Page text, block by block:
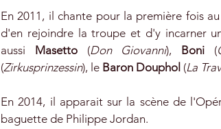
En 2011, il chante pour la première fois
d'en rejoindre la troupe et d'y incarner
aussi Masetto (Don Giovanni), Boni (
(Zirkusprinzessin), le Baron Douphol (La
En 2014, il apparait sur la scène de
baguette de Philippe Jordan.